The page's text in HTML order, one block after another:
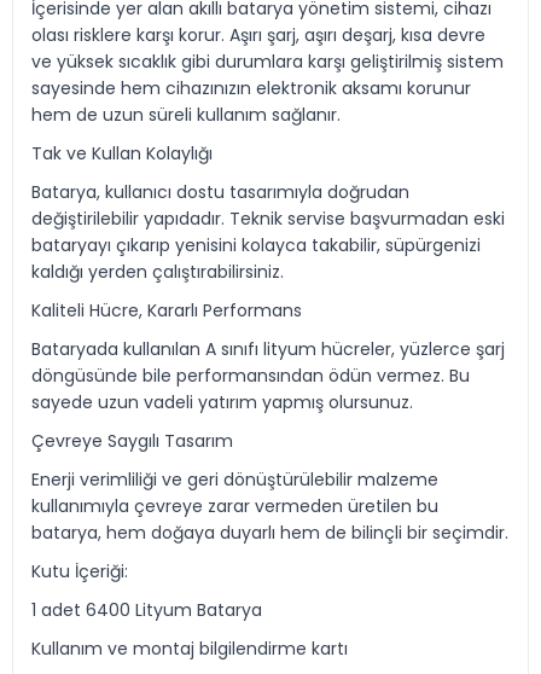
İçerisinde yer alan akıllı batarya yönetim sistemi, cihazı
olası risklere karşı korur. Aşırı şarj, aşırı deşarj, kısa devre
ve yüksek sıcaklık gibi durumlara karşı geliştirilmiş sistem
sayesinde hem cihazınızın elektronik aksamı korunur
hem de uzun süreli kullanım sağlanır.
Tak ve Kullan Kolaylığı
Batarya, kullanıcı dostu tasarımıyla doğrudan
değiştirilebilir yapıdadır. Teknik servise başvurmadan eski
bataryayı çıkarıp yenisini kolayca takabilir, süpürgenizi
kaldığı yerden çalıştırabilirsiniz.
Kaliteli Hücre, Kararlı Performans
Bataryada kullanılan A sınıfı lityum hücreler, yüzlerce şarj
döngüsünde bile performansından ödün vermez. Bu
sayede uzun vadeli yatırım yapmış olursunuz.
Çevreye Saygılı Tasarım
Enerji verimliliği ve geri dönüştürülebilir malzeme
kullanımıyla çevreye zarar vermeden üretilen bu
batarya, hem doğaya duyarlı hem de bilinçli bir seçimdir.
Kutu İçeriği:
1 adet 6400 Lityum Batarya
Kullanım ve montaj bilgilendirme kartı